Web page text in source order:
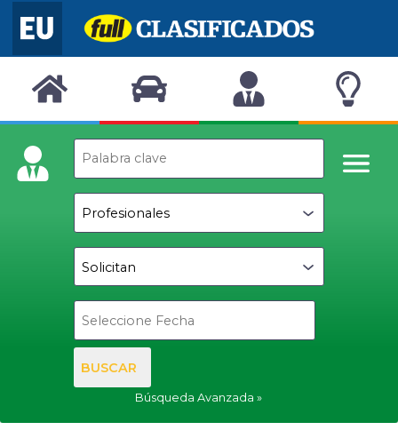
BUSCAR
Búsqueda Avanzada